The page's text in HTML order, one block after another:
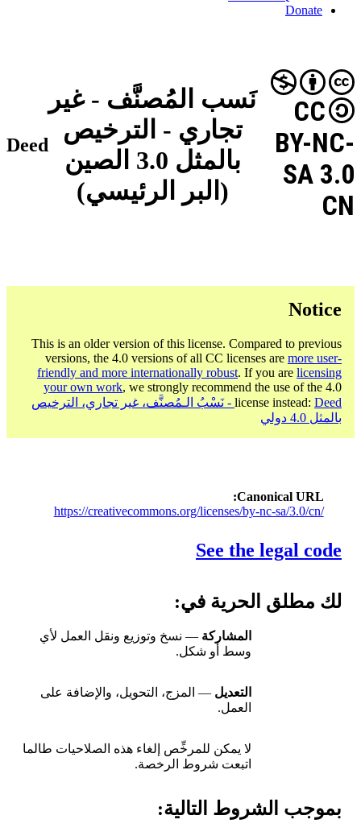
Donate
نَسب المُصنَّف - غير
تجاري - الترخيص
بالمثل 3.0 الصين
(البر الرئيسي)
CC
BY-NC-
SA 3.0
CN
Deed
Notice
This is an older version of this license. Compared to previous
versions, the 4.0 versions of all CC licenses are more user-
friendly and more internationally robust. If you are licensing
your own work, we strongly recommend the use of the 4.0
license instead: Deed - نَسْبُ الـمُصنَّف، غير تجاري، الترخيص
بالمثل 4.0 دولي
Canonical URL
https://creativecommons.org/licenses/by-nc-sa/3.0/cn/
See the legal code
لك مطلق الحرية في:
المشاركة — نسخ وتوزيع ونقل العمل لأي
وسط أو شكل.
التعديل — المزج، التحويل، والإضافة على
العمل.
لا يمكن للمرخِّص إلغاء هذه الصلاحيات طالما
اتبعت شروط الرخصة.
بموجب الشروط التالية: